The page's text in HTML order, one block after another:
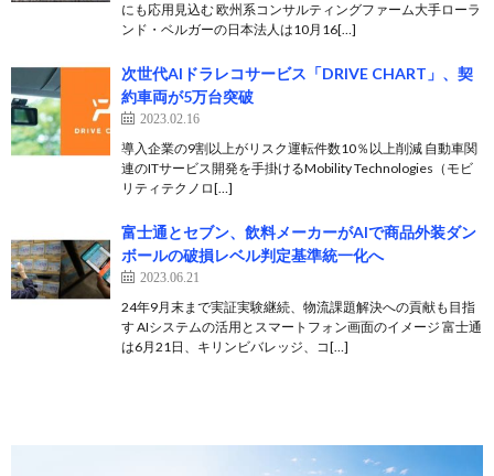
にも応用見込む 欧州系コンサルティングファーム大手ローラ
ンド・ベルガーの日本法人は10月16[…]
次世代AIドラレコサービス「DRIVE CHART」、契
約車両が5万台突破
2023.02.16
導入企業の9割以上がリスク運転件数10％以上削減 自動車関
連のITサービス開発を手掛けるMobility Technologies（モビ
リティテクノロ[…]
富士通とセブン、飲料メーカーがAIで商品外装ダン
ボールの破損レベル判定基準統一化へ
2023.06.21
24年9月末まで実証実験継続、物流課題解決への貢献も目指
す AIシステムの活用とスマートフォン画面のイメージ 富士通
は6月21日、キリンビバレッジ、コ[…]